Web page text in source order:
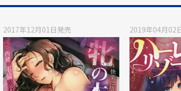
2017年12月01日発売 2019年04月02